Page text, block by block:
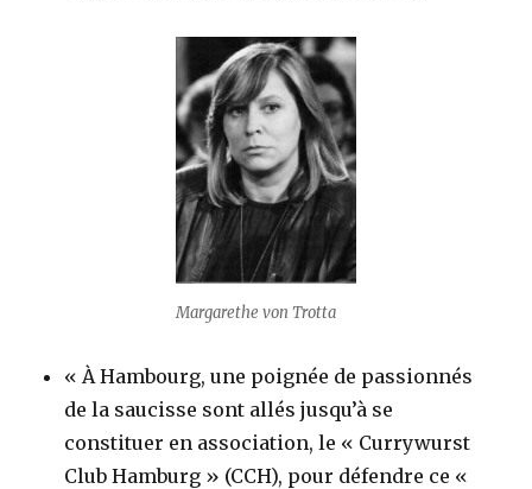
Margarethe von Trotta
« À Hambourg, une poignée de passionnés
de la saucisse sont allés jusqu’à se
constituer en association, le « Currywurst
Club Hamburg » (CCH), pour défendre ce «